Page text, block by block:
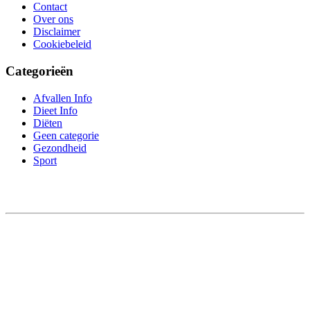
Contact
Over ons
Disclaimer
Cookiebeleid
Categorieën
Afvallen Info
Dieet Info
Diëten
Geen categorie
Gezondheid
Sport